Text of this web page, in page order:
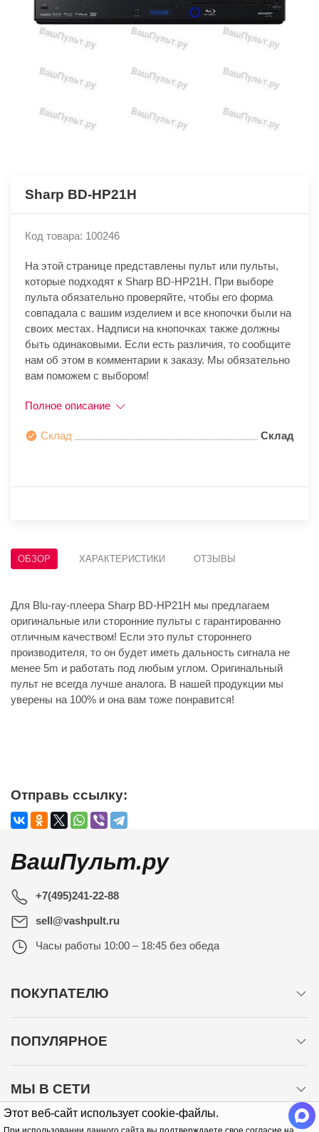
Этот веб-сайт использует cookie-файлы.
Sharp BD-HP21H
Код товара: 100246
На этой странице представлены пульт или пульты,
которые подходят к Sharp BD-HP21H. При выборе
пульта обязательно проверяйте, чтобы его форма
совпадала с вашим изделием и все кнопочки были на
своих местах. Надписи на кнопочках также должны
быть одинаковыми. Если есть различия, то сообщите
нам об этом в комментарии к заказу. Мы обязательно
вам поможем с выбором!
Полное описание
Склад Склад
ОБЗОР ХАРАКТЕРИСТИКИ ОТЗЫВЫ
Для Blu-ray-плеера Sharp BD-HP21H мы предлагаем
оригинальные или сторонние пульты с гарантированно
отличным качеством! Если это пульт стороннего
производителя, то он будет иметь дальность сигнала не
менее 5m и работать под любым углом. Оригинальный
пульт не всегда лучше аналога. В нашей продукции мы
уверены на 100% и она вам тоже понравится!
Отправь ссылку:
ВашПульт.ру
+7(495)241-22-88
sell@vashpult.ru
Часы работы 10:00 – 18:45 без обеда
ПОКУПАТЕЛЮ
ПОПУЛЯРНОЕ
МЫ В СЕТИ